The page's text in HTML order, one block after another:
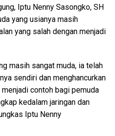
Iptu Nenny Sasongko, SH
yang usianya masih
yang salah dengan menjadi
masih sangat muda, ia telah
sendiri dan menghancurkan
contoh bagi pemuda
kedalam jaringan dan
Iptu Nenny